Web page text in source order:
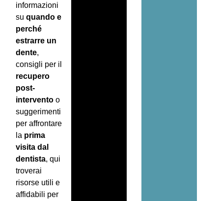
informazioni
su quando e
perché
estrarre un
dente,
consigli per il
recupero
post-
intervento o
suggerimenti
per affrontare
la prima
visita dal
dentista, qui
troverai
risorse utili e
affidabili per